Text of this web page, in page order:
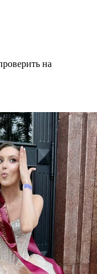
на